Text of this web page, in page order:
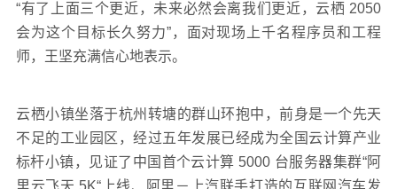
“有了上面三个更近，未来必然会离我们更近，云栖 2050
会为这个目标长久努力”，面对现场上千名程序员和工程
师，王坚充满信心地表示。
云栖小镇坐落于杭州转塘的群山环抱中，前身是一个先天
不足的工业园区，经过五年发展已经成为全国云计算产业
标杆小镇，见证了中国首个云计算 5000 台服务器集群“阿
里云飞天 5K“上线、阿里－上汽联手打造的互联网汽车发